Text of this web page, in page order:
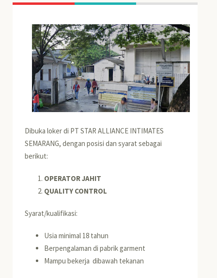
Dibuka loker di PT STAR ALLIANCE INTIMATES
SEMARANG, dengan posisi dan syarat sebagai
berikut:
OPERATOR JAHIT
QUALITY CONTROL
Syarat/kualifikasi:
Usia minimal 18 tahun
Berpengalaman di pabrik garment
Mampu bekerja dibawah tekanan